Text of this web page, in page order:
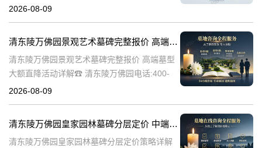
南☎ 清东陵万佛园电话:400-838-5063清东陵
2026-08-09
清东陵万佛园景观艺术墓碑完整报价 高端墓型大额直降活动详解
清东陵万佛园景观艺术墓碑完整报价 高端墓型
大额直降活动详解☎ 清东陵万佛园电话:400-
838-5063清东陵万佛园，作为中国著名的皇家
2026-08-09
清东陵万佛园皇家园林墓碑分层定价 中端墓位限时大额让利详解及优惠福利
清东陵万佛园皇家园林墓碑分层定价策略详解